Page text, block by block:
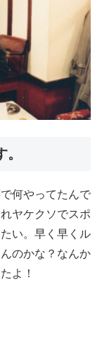
何やってたんで
ヤケクソでスポ
い。早く早くル
のかな？なんか
よ！